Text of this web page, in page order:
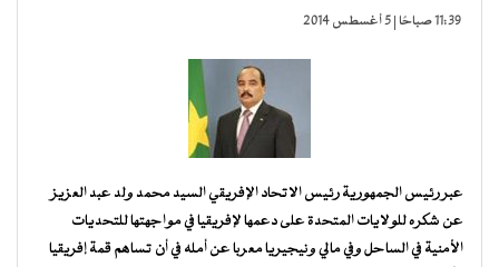
11:39 صباحًا | 5 أغسطس 2014
عبر رئيس الجمهورية رئيس الاتحاد الإفريقي السيد محمد ولد عبد العزيز
عن شكره للولايات المتحدة على دعمها لإفريقيا في مواجهتها للتحديات
الأمنية في الساحل وفي مالي ونيجيريا معربا عن أمله في أن تساهم قمة إفريقيا